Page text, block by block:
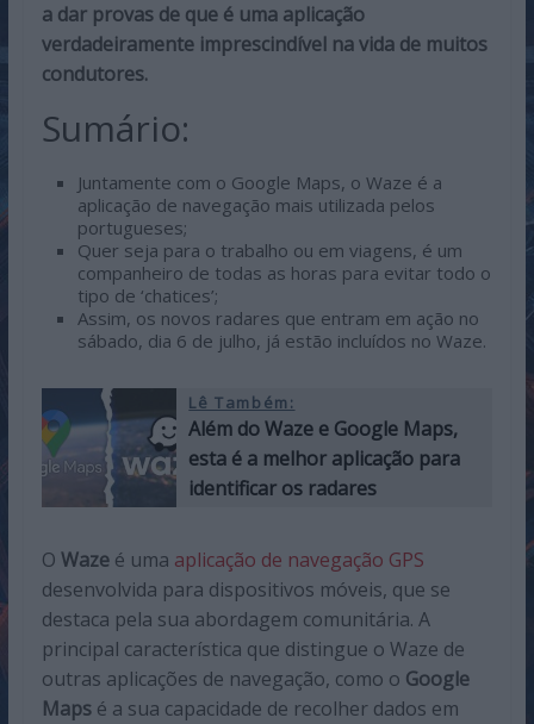
a dar provas de que é uma aplicação
verdadeiramente imprescindível na vida de muitos
condutores.
Sumário:
Juntamente com o Google Maps, o Waze é a
aplicação de navegação mais utilizada pelos
portugueses;
Quer seja para o trabalho ou em viagens, é um
companheiro de todas as horas para evitar todo o
tipo de ‘chatices’;
Assim, os novos radares que entram em ação no
sábado, dia 6 de julho, já estão incluídos no Waze.
Lê Também:
Além do Waze e Google Maps,
esta é a melhor aplicação para
identificar os radares
O Wazeé uma aplicação de navegação GPS
desenvolvida para dispositivos móveis, que se
destaca pela sua abordagem comunitária. A
principal característica que distingue o Waze de
outras aplicações de navegação, como o Google
Mapsé a sua capacidade de recolher dados em